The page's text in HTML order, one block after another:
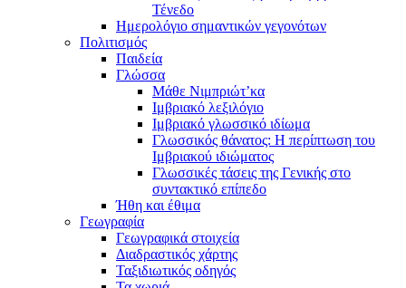
Τένεδο
Ημερολόγιο σημαντικών γεγονότων
Πολιτισμός
Παιδεία
Γλώσσα
Μάθε Νιμπριώτ’κα
Ιμβριακό λεξιλόγιο
Ιμβριακό γλωσσικό ιδίωμα
Γλωσσικός θάνατος: Η περίπτωση του
Ιμβριακού ιδιώματος
Γλωσσικές τάσεις της Γενικής στο
συντακτικό επίπεδο
Ήθη και έθιμα
Γεωγραφία
Γεωγραφικά στοιχεία
Διαδραστικός χάρτης
Ταξιδιωτικός οδηγός